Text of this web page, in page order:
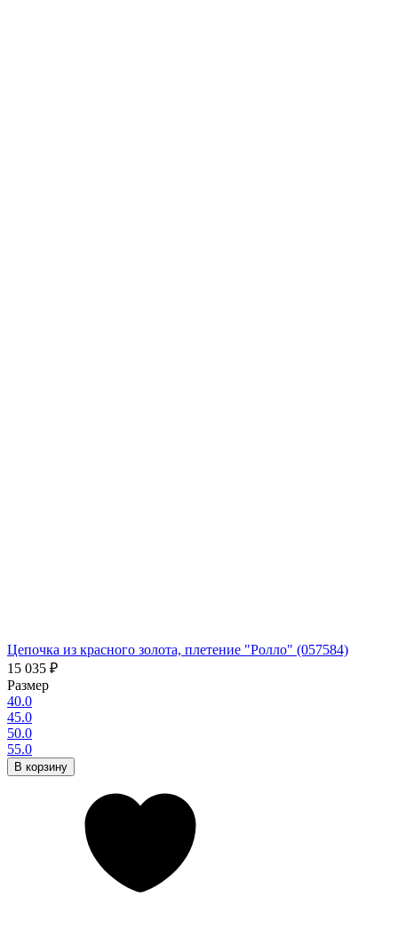
Цепочка из красного золота, плетение "Ролло" (057584)
15 035 ₽
Размер
40.0
45.0
50.0
55.0
В корзину